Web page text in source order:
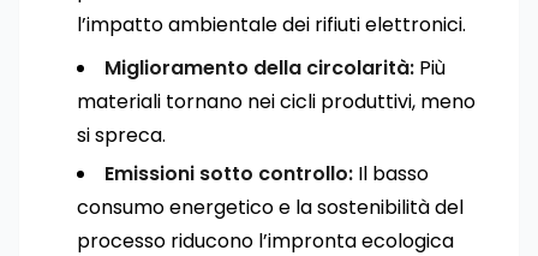
l’impatto ambientale dei rifiuti elettronici.
Miglioramento della circolarità: Più
materiali tornano nei cicli produttivi, meno
si spreca.
Emissioni sotto controllo: Il basso
consumo energetico e la sostenibilità del
processo riducono l’impronta ecologica